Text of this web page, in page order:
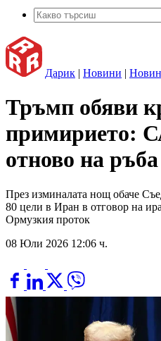
Дарик | Новини |
Тръмп обяви
примирието:
отново на
През изминалата нощ обаче
80 цели в Иран в отговор на
Ормузкия проток
08 Юли 2026 12:06 ч.